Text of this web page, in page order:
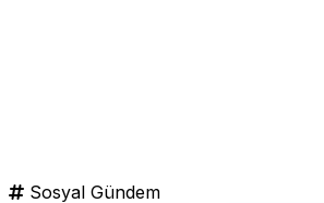
Sosyal Gündem